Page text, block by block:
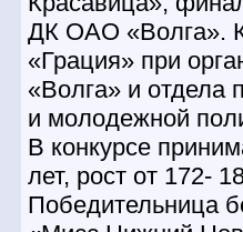
ДК ОАО «Волга».
«Грация» при
«Волга» и отдела
и молодежной
В конкурсе
лет, рост от 172-
Победительница